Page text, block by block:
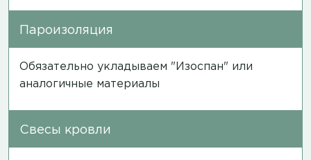
Пароизоляция
Обязательно укладываем "Изоспан" или
аналогичные материалы
Свесы кровли